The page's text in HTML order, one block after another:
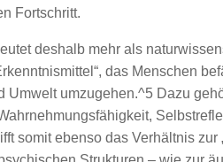
Fortschritt.
deshalb mehr als
das Menschen
Umwelt umzugehen.^5 Dazu
somit ebenso das Verhältnis zur